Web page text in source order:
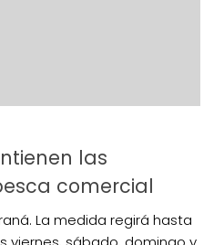
las
comercial
La medida regirá hasta